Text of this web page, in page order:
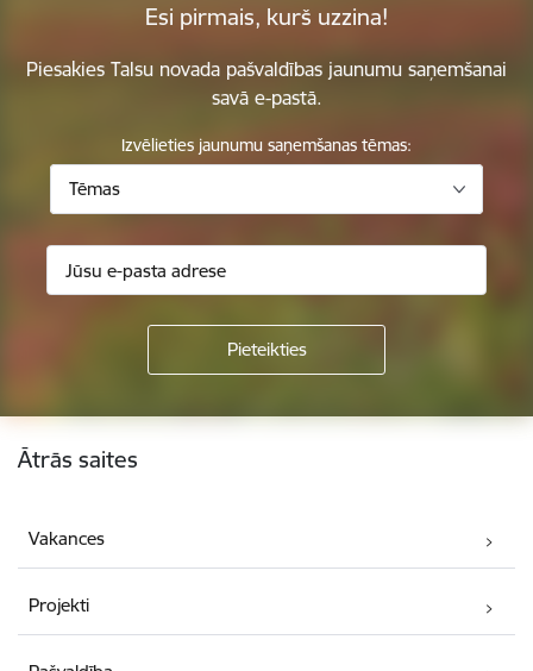
Esi pirmais, kurš uzzina!
Piesakies Talsu novada pašvaldības jaunumu saņemšanai
savā e-pastā.
Izvēlieties jaunumu saņemšanas tēmas:
Tēmas
Kājene
Ātrās saites
Vakances
Projekti